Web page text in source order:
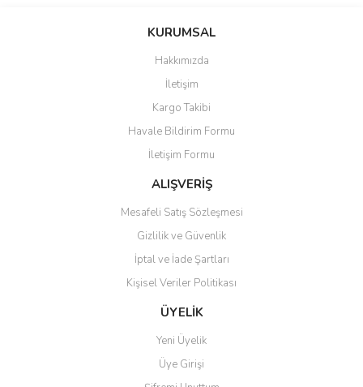
Bu ürüne ilk yorumu siz yapın!
Yorum Yaz
Ürün resmi kalitesiz, bozuk veya görüntülenemiyor.
Ürün açıklamasında eksik bilgiler bulunuyor.
Ürün bilgilerinde hatalar bulunuyor.
Ürün fiyatı diğer sitelerden daha pahalı.
Bu ürüne benzer farklı alternatifler olmalı.
Gönder
KURUMSAL
Hakkımızda
İletişim
Kargo Takibi
Havale Bildirim Formu
İletişim Formu
ALIŞVERİŞ
Mesafeli Satış Sözleşmesi
Gizlilik ve Güvenlik
İptal ve İade Şartları
Kişisel Veriler Politikası
ÜYELİK
Yeni Üyelik
Üye Girişi